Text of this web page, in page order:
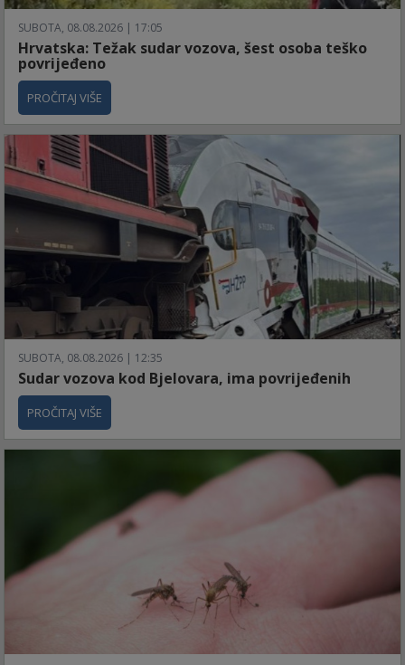
SUBOTA, 08.08.2026 | 17:05
Hrvatska: Težak sudar vozova, šest osoba teško
povrijeđeno
PROČITAJ VIŠE
SUBOTA, 08.08.2026 | 12:35
Sudar vozova kod Bjelovara, ima povrijeđenih
PROČITAJ VIŠE